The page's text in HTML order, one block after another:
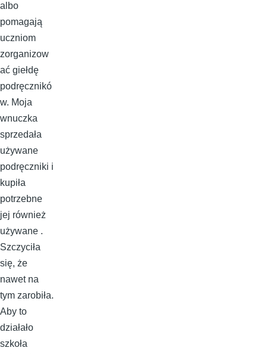
albo
pomagają
uczniom
zorganizow
ać giełdę
podręcznikó
w. Moja
wnuczka
sprzedała
używane
podręczniki i
kupiła
potrzebne
jej również
używane .
Szczyciła
się, że
nawet na
tym zarobiła.
Aby to
działało
szkoła